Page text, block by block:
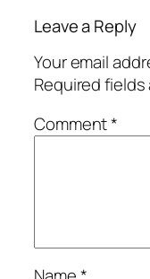
Leave a Reply
Your email
Required
Comment*